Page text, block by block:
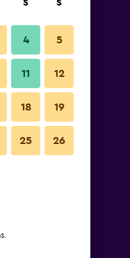
S S
4 5
11 12
18 19
25 26